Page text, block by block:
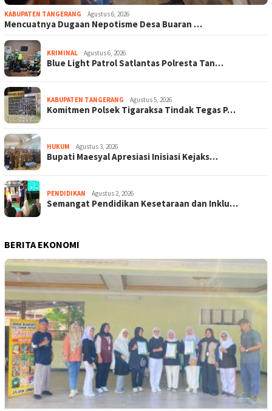
KABUPATEN TANGERANG Agustus 6, 2026
Mencuatnya Dugaan Nepotisme Desa Buaran …
KRIMINAL Agustus 6, 2026
Blue Light Patrol Satlantas Polresta Tan…
KABUPATEN TANGERANG Agustus 5, 2026
Komitmen Polsek Tigaraksa Tindak Tegas P…
HUKUM Agustus 3, 2026
Bupati Maesyal Apresiasi Inisiasi Kejaks…
PENDIDIKAN Agustus 2, 2026
Semangat Pendidikan Kesetaraan dan Inklu…
BERITA EKONOMI